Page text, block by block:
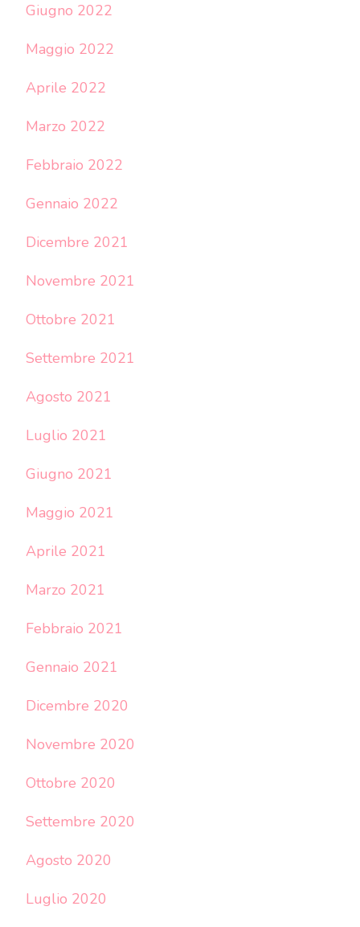
Giugno 2022
Maggio 2022
Aprile 2022
Marzo 2022
Febbraio 2022
Gennaio 2022
Dicembre 2021
Novembre 2021
Ottobre 2021
Settembre 2021
Agosto 2021
Luglio 2021
Giugno 2021
Maggio 2021
Aprile 2021
Marzo 2021
Febbraio 2021
Gennaio 2021
Dicembre 2020
Novembre 2020
Ottobre 2020
Settembre 2020
Agosto 2020
Luglio 2020